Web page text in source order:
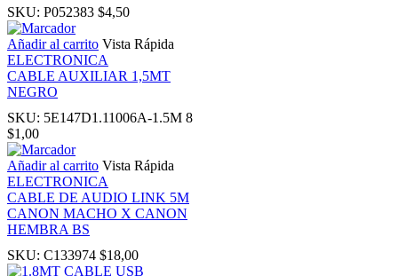
Panel
Panel
Panel
panel
SKU: P052383 $4,50
Añadir al carrito Vista Rápida
ELECTRONICA
CABLE AUXILIAR 1,5MT
NEGRO
SKU: 5E147D1.11006A-1.5M 8
$1,00
Añadir al carrito Vista Rápida
ELECTRONICA
CABLE DE AUDIO LINK 5M
CANON MACHO X CANON
HEMBRA BS
SKU: C133974 $18,00